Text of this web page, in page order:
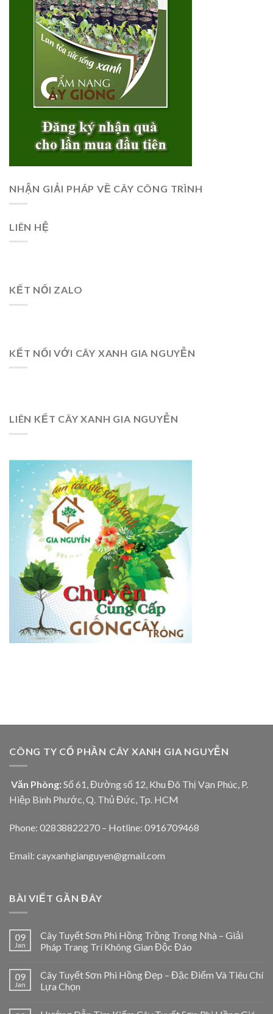
NHẬN GIẢI PHÁP VỀ CÂY CÔNG TRÌNH
LIÊN HỆ
KẾT NỐI ZALO
KẾT NỐI VỚI CÂY XANH GIA NGUYỄN
LIÊN KẾT CÂY XANH GIA NGUYỄN
CÔNG TY CỔ PHẦN CÂY XANH GIA NGUYỄN
Văn Phòng: Số 61, Đường số 12, Khu Đô Thị Vạn Phúc, P.
Hiệp Bình Phước, Q. Thủ Đức, Tp. HCM
Phone: 02838822270 – Hotline: 0916709468
Email: cayxanhgianguyen@gmail.com
BÀI VIẾT GẦN ĐÂY
09
Jan
Cây Tuyết Sơn Phi Hồng Trồng Trong Nhà – Giải
Pháp Trang Trí Không Gian Độc Đáo
09
Jan
Cây Tuyết Sơn Phi Hồng Đẹp – Đặc Điểm Và Tiêu Chí
Lựa Chọn